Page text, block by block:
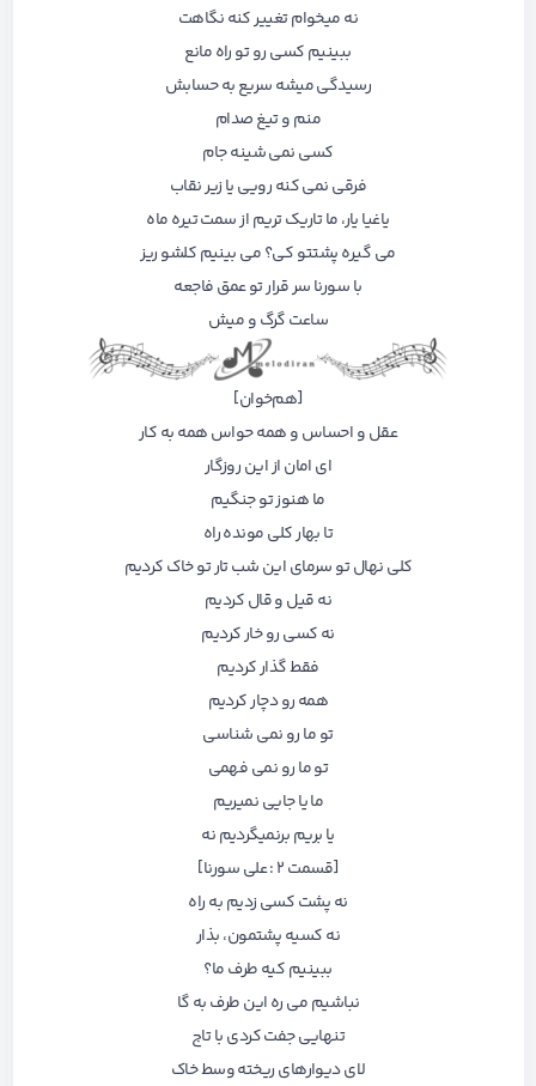
نه میخوام تغییر کنه نگاهت
ببینیم کسی رو تو راه مانع
رسیدگی میشه سریع به حسابش
منم و تیغ صدام
کسی نمی شینه جام
فرقی نمی کنه رویی یا زیر نقاب
یاغیا یار، ما تاریک تریم از سمت تیره ماه
می گیره پشتتو کی؟ می بینیم کلشو ریز
با سورنا سر قرار توعمق فاجعه
ساعت گرگ و میش
[هم‌خوان]
عقل و احساس و همه حواس همه به کار
ای امان از این روزگار
ما هنوز تو جنگیم
تا بهار کلی مونده راه
کلی نهال تو سرمای این شب تار تو خاک کردیم
نه قیل و قال کردیم
نه کسی رو خار کردیم
فقطگذارکردیم
همه رو دچار کردیم
تو ما رو نمی شناسی
تو ما رو نمی فهمی
ما یا جایی نمیریم
یا بریم برنمیگردیم نه
[قسمت ٢ : علی سورنا]
نه پشت کسی زدیم به راه
نه کسیه پشتمون، بذار
ببینیم کیه طرف ما؟
نباشیم می ره این طرف به گا
تنهایی جفت کردی با تاج
لای دیوارهای ریخته وسط خاک